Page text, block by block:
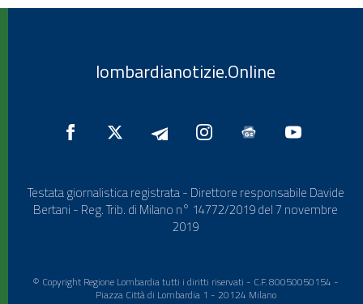
lombardianotizie.Online
Testata giornalistica registrata - Direttore responsabile Davide
Bertani - Reg. Trib. di Milano n° 14772/2019 del 7 novembre
2019
© Copyright Regione Lombardia tutti i diritti riservati - C.F. 80050050154 -
Piazza Città di Lombardia 1 - 20124 Milano